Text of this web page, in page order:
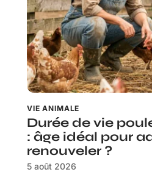
VIE ANIMALE
Durée de vie
: âge idéal pour
renouveler ?
5 août 2026